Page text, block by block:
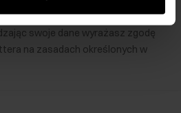
swoje dane wyrażasz zgodę
na zasadach określonych w